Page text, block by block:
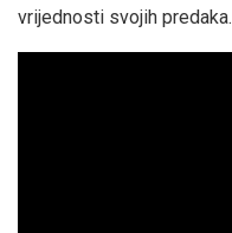
vrijednosti svojih predaka.